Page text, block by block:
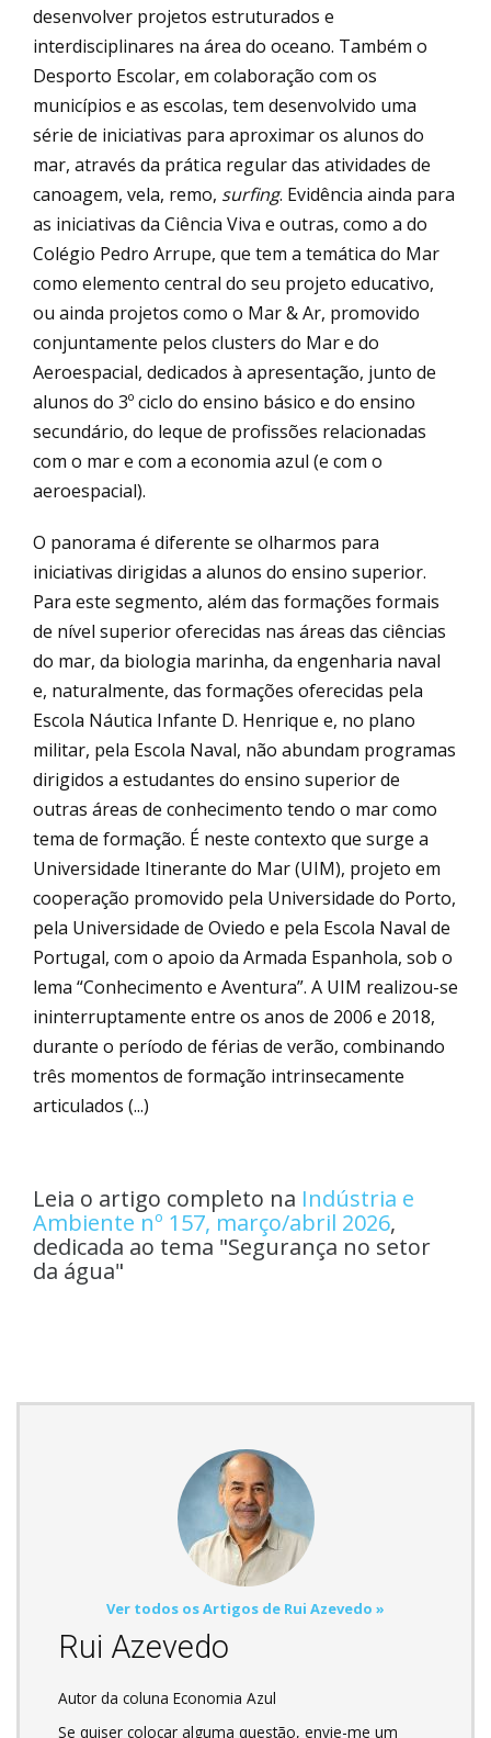
desenvolver projetos estruturados e
interdisciplinares na área do oceano. Também o
Desporto Escolar, em colaboração com os
municípios e as escolas, tem desenvolvido uma
série de iniciativas para aproximar os alunos do
mar, através da prática regular das atividades de
canoagem, vela, remo, surfing. Evidência ainda para
as iniciativas da Ciência Viva e outras, como a do
Colégio Pedro Arrupe, que tem a temática do Mar
como elemento central do seu projeto educativo,
ou ainda projetos como o Mar & Ar, promovido
conjuntamente pelos clusters do Mar e do
Aeroespacial, dedicados à apresentação, junto de
alunos do 3º ciclo do ensino básico e do ensino
secundário, do leque de profissões relacionadas
com o mar e com a economia azul (e com o
aeroespacial).
O panorama é diferente se olharmos para
iniciativas dirigidas a alunos do ensino superior.
Para este segmento, além das formações formais
de nível superior oferecidas nas áreas das ciências
do mar, da biologia marinha, da engenharia naval
e, naturalmente, das formações oferecidas pela
Escola Náutica Infante D. Henrique e, no plano
militar, pela Escola Naval, não abundam programas
dirigidos a estudantes do ensino superior de
outras áreas de conhecimento tendo o mar como
tema de formação. É neste contexto que surge a
Universidade Itinerante do Mar (UIM), projeto em
cooperação promovido pela Universidade do Porto,
pela Universidade de Oviedo e pela Escola Naval de
Portugal, com o apoio da Armada Espanhola, sob o
lema “Conhecimento e Aventura”. A UIM realizou-se
ininterruptamente entre os anos de 2006 e 2018,
durante o período de férias de verão, combinando
três momentos de formação intrinsecamente
articulados (...)
Leia o artigo completo na Indústria e
Ambiente nº 157, março/abril 2026,
dedicada ao tema "Segurança no setor
da água"
Ver todos os Artigos de Rui Azevedo »
Rui Azevedo
Autor da coluna Economia Azul
Se quiser colocar alguma questão, envie-me um